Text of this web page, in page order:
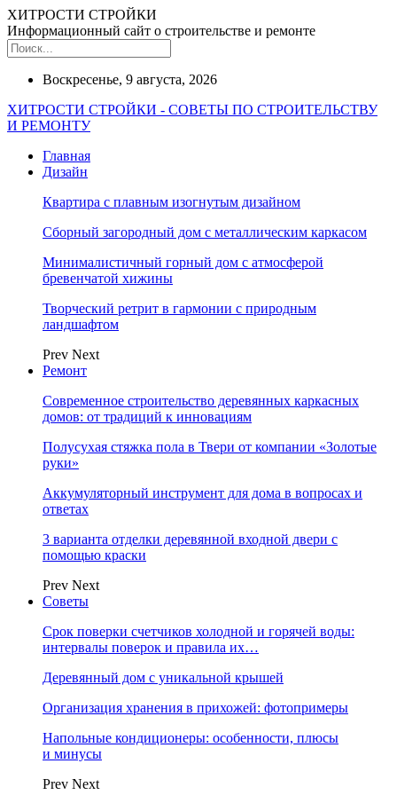
ХИТРОСТИ СТРОЙКИ
Информационный сайт о строительстве и ремонте
Воскресенье, 9 августа, 2026
ХИТРОСТИ СТРОЙКИ - СОВЕТЫ ПО СТРОИТЕЛЬСТВУ
И РЕМОНТУ
Главная
Дизайн
Квартира с плавным изогнутым дизайном
Сборный загородный дом с металлическим каркасом
Минималистичный горный дом с атмосферой
бревенчатой хижины
Творческий ретрит в гармонии с природным
ландшафтом
Prev Next
Ремонт
Современное строительство деревянных каркасных
домов: от традиций к инновациям
Полусухая стяжка пола в Твери от компании «Золотые
руки»
Аккумуляторный инструмент для дома в вопросах и
ответах
3 варианта отделки деревянной входной двери с
помощью краски
Prev Next
Советы
Срок поверки счетчиков холодной и горячей воды:
интервалы поверок и правила их…
Деревянный дом с уникальной крышей
Организация хранения в прихожей: фотопримеры
Напольные кондиционеры: особенности, плюсы
и минусы
Prev Next